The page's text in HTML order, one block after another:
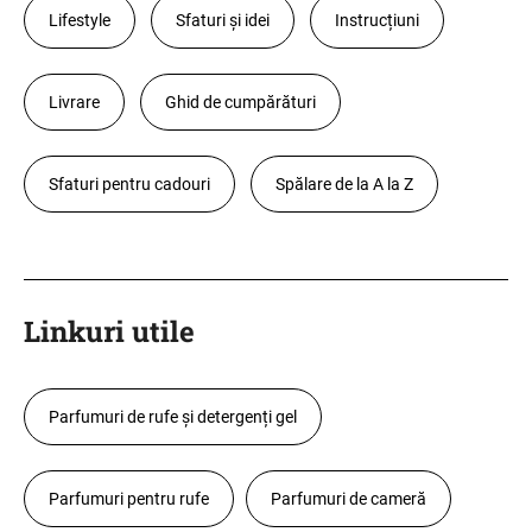
Lifestyle Sfaturi și idei Instrucțiuni
Livrare Ghid de cumpărături
Sfaturi pentru cadouri Spălare de la A la Z
Linkuri utile
Parfumuri de rufe și detergenți gel
Parfumuri pentru rufe Parfumuri de cameră